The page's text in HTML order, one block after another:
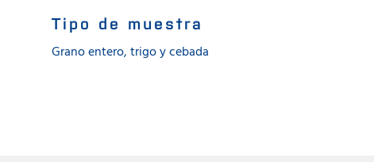
Tipo de muestra
Grano entero, trigo y cebada